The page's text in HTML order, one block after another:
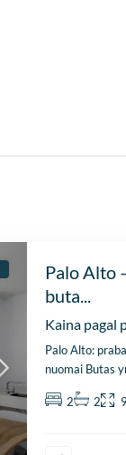
Palo Alto
buta...
Kaina pagal
Palo Alto:
nuomai Butas
2 2